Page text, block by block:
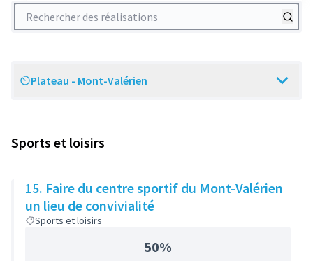
Rechercher des réalisations
Scope
Plateau - Mont-Valérien
Sports et loisirs
15. Faire du centre sportif du Mont-Valérien
un lieu de convivialité
Sports et loisirs
50%